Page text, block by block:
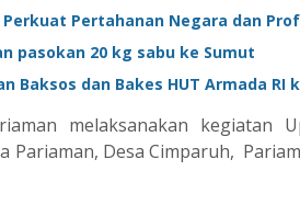
Perkuat Pertahanan Negara dan
pasokan 20 kg sabu ke Sumut
Baksos dan Bakes HUT Armada RI
melaksanakan kegiatan
Pariaman, Desa Cimparuh,